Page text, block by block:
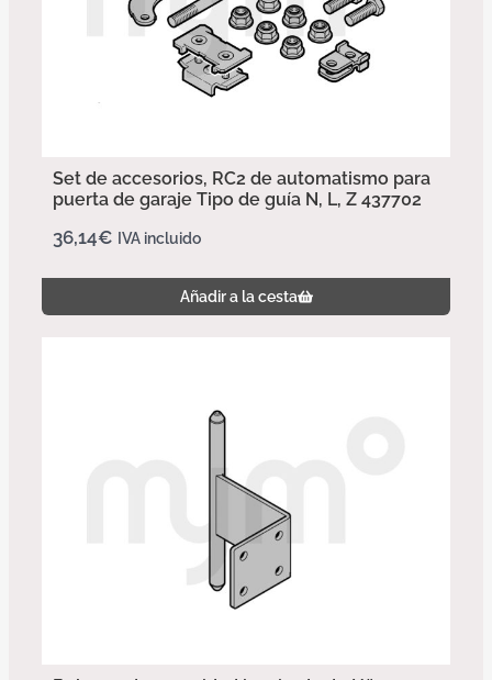
Set de accesorios, RC2 de automatismo para
puerta de garaje Tipo de guía N, L, Z 437702
36,14€ IVA incluido
Añadir a la cesta